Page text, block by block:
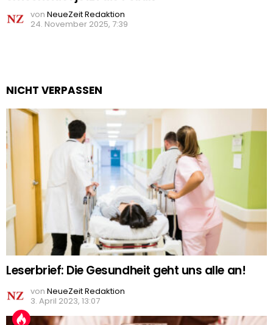
von NeueZeit Redaktion
24. November 2025, 7:39
NICHT VERPASSEN
Leserbrief: Die Gesundheit geht uns alle an!
von NeueZeit Redaktion
3. April 2023, 13:07